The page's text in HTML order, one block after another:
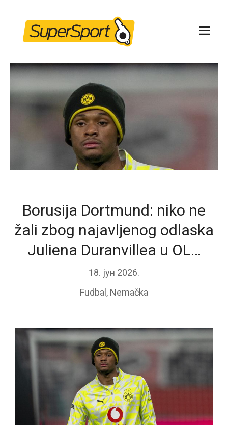
content
Borusija Dortmund: niko ne
žali zbog najavljenog odlaska
Juliena Duranvillea u OL…
18. јун 2026.
Fudbal , Nemačka